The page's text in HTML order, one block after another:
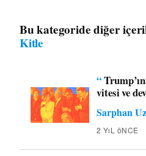
Bu kategoride diğer
Kitle
“
vitesi ve
Sarphan
2 YıL öNCE